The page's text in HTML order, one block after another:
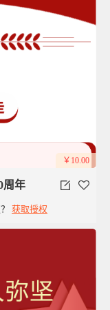
￥10.00
周年
获取授权